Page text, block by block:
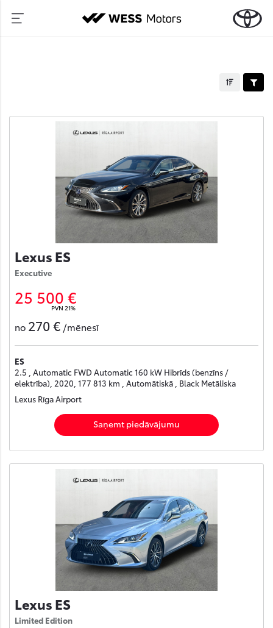
Lexus ES
Executive
25 500 €
PVN 21%
no 270 € /mēnesī
ES
2.5 , Automatic FWD Automatic 160 kW Hibrīds (benzīns /
elektrība), 2020, 177 813 km , Automātiskā , Black Metāliska
Lexus Rīga Airport
Saņemt piedāvājumu
Lexus ES
Limited Edition